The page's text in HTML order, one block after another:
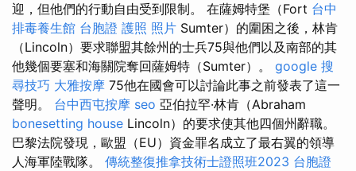
迎，但他們的行動自由受到限制。 在薩姆特堡（Fort 台中
排毒養生館 台胞證 護照 照片 Sumter）的圍困之後，林肯
（Lincoln）要求聯盟其餘州的士兵75與他們以及南部的其
他幾個要塞和海關院奪回薩姆特（Sumter）。 google 搜
尋技巧 大雅按摩 75他在國會可以討論此事之前發表了這一
聲明。 台中西屯按摩 seo 亞伯拉罕·林肯（Abraham
bonesetting house Lincoln）的要求使其他四個州辭職。
巴黎法院發現，歐盟（EU）資金罪名成立了最右翼的領導
人海軍陸戰隊。 傳統整復推拿技術士證照班2023 台胞證